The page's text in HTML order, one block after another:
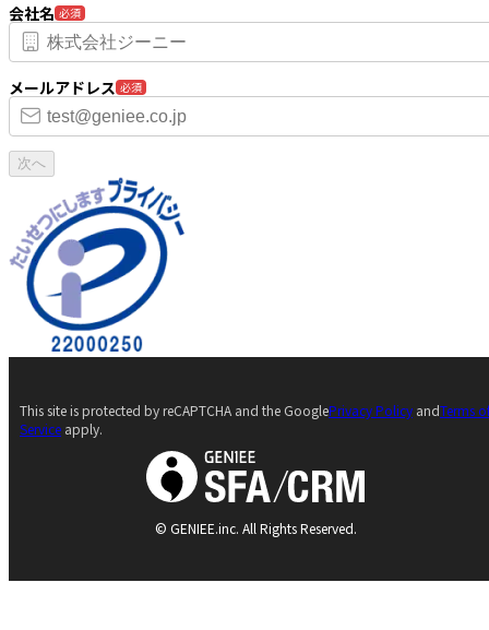
会社名 必須
メールアドレス 必須
次へ
© GENIEE.inc. All Rights Reserved.
This site is protected by reCAPTCHA and the GooglePrivacy Policy andTerms
Service apply.